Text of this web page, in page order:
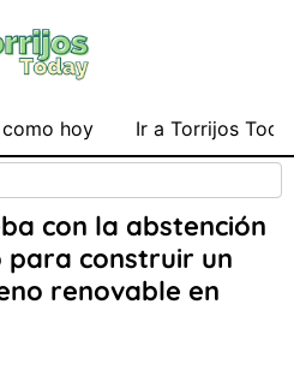
hoy Ir a Torrijos
con la abstención
para construir un
renovable en